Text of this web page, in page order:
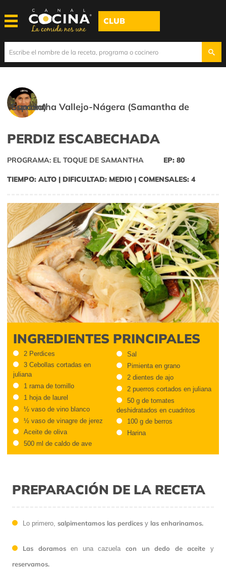
CLUB
Samantha Vallejo-Nágera (Samantha de España)
PERDIZ ESCABECHADA
PROGRAMA: EL TOQUE DE SAMANTHA EP: 80
TIEMPO: ALTO | DIFICULTAD: MEDIO | COMENSALES: 4
INGREDIENTES PRINCIPALES
2 Perdices
3 Cebollas cortadas en
juliana
1 rama de tomillo
1 hoja de laurel
½ vaso de vino blanco
½ vaso de vinagre de jerez
Aceite de oliva
500 ml de caldo de ave
Sal
Pimienta en grano
2 dientes de ajo
2 puerros cortados en juliana
50 g de tomates
deshidratados en cuadritos
100 g de berros
Harina
PREPARACIÓN DE LA RECETA
Lo primero, salpimentamos las perdices y las enharinamos.
Las doramosen una cazuelacon un dedo de aceite y
reservamos.